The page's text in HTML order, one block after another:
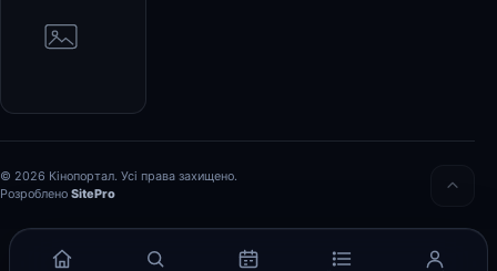
© 2026 Кінопортал. Усі права захищено.
Розроблено SitePro